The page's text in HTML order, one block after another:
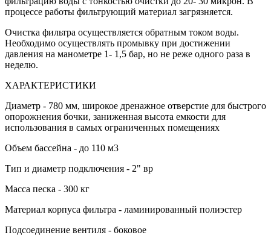
процессе работы фильтрующий материал загрязняется.
Очистка фильтра осуществляется обратным током воды.
Необходимо осуществлять промывку при достижении
давления на манометре 1- 1,5 бар, но не реже одного раза в
неделю.
ХАРАКТЕРИСТИКИ
Диаметр - 780 мм, широкое дренажное отверстие для быстрого
опорожнения бочки, заниженная высота емкости для
использования в самых ограниченных помещениях
Объем бассейна - до 110 м3
Тип и диаметр подключения - 2" вр
Масса песка - 300 кг
Материал корпуса фильтра - ламинированный полиэстер
Подсоединение вентиля - боковое